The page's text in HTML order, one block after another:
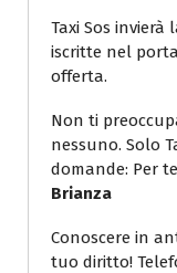
Taxi Sos
iscritte nel
offerta.
Non ti
nessuno. Solo
domande: Per
Brianza
Conoscere in
tuo diritto!